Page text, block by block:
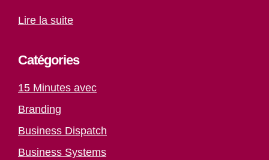
Lire la suite
Catégories
15 Minutes avec
Branding
Business Dispatch
Business Systems